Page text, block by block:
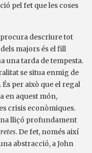
pel fet que les coses
procura descriure tot
majors és el fill
una tarda de tempesta.
se situa enmig de
És per això que el regal
en aquest món,
crisis econòmiques.
lliçó profundament
. De fet, només així
abstracció, a John